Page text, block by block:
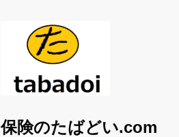
保険のたばどい.com